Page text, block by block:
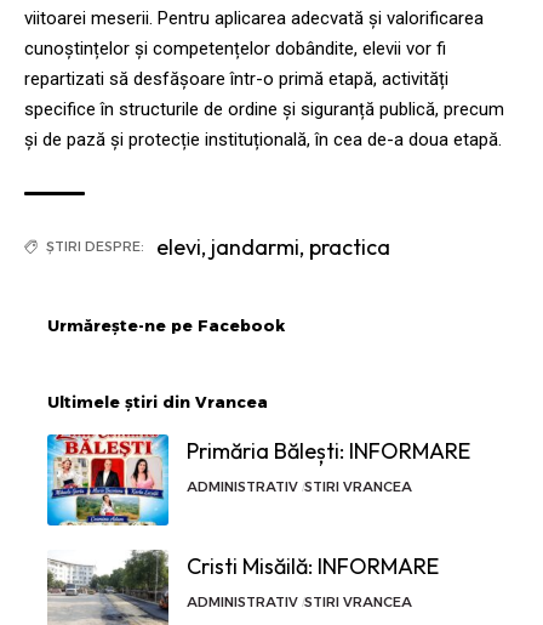
viitoarei meserii. Pentru aplicarea adecvată și valorificarea
cunoștințelor și competențelor dobândite, elevii vor fi
repartizati să desfășoare într-o primă etapă, activități
specifice în structurile de ordine și siguranță publică, precum
și de pază și protecție instituțională, în cea de-a doua etapă.
ȘTIRI DESPRE: elevi, jandarmi, practica
Urmărește-ne pe Facebook
Ultimele știri din Vrancea
Primăria Bălești: INFORMARE
ADMINISTRATIV STIRI VRANCEA
Cristi Misăilă: INFORMARE
ADMINISTRATIV STIRI VRANCEA